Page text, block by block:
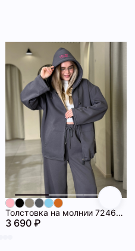
Толстовка на молнии 72463280\1008
3 690 ₽